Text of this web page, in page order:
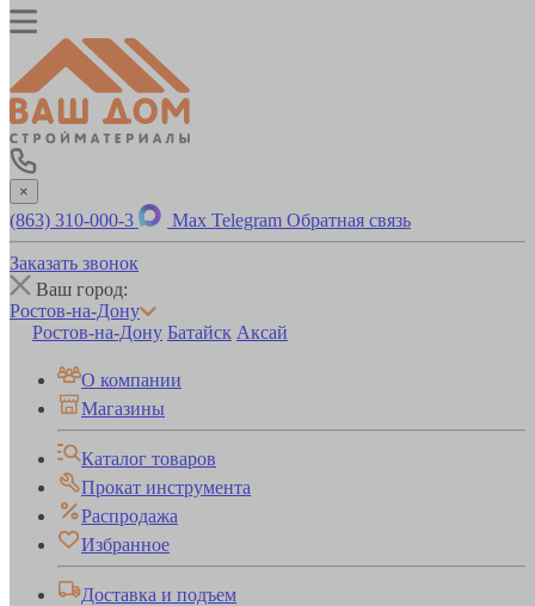
×
(863) 310-000-3 Max Telegram Обратная связь
Заказать звонок
Ваш город:
Ростов-на-Дону
Ростов-на-Дону Батайск Аксай
О компании
Магазины
Каталог товаров
Прокат инструмента
Распродажа
Избранное
Доставка и подъем